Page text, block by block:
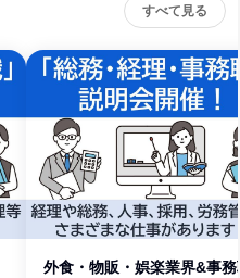
すべて見る
外食・物販・娯楽業界&事務